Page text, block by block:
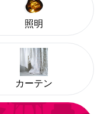
照明
カーテン